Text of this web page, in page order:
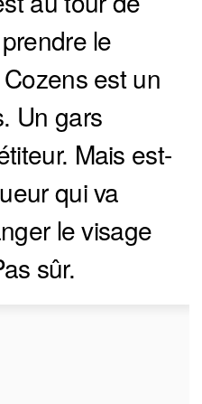
le
est un
Un gars
Mais est-
qui va
le visage
sûr.